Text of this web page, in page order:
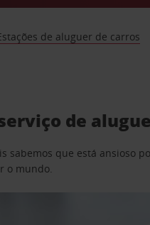
de aluguer de carros
de
sabemos que está
o mundo.